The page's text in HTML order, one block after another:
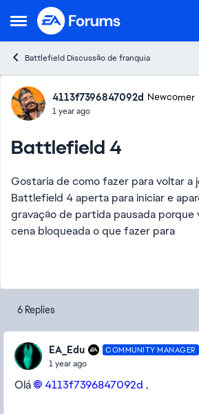
Open Side Menu
Skip to content
Battlefield Discussão de franquia
Forum Discussion
4113f7396847092d Newcomer
1 year ago
Battlefield 4
Gostaria de como fazer para voltar a
Battlefield 4 aperta para iniciar e
gravação de partida pausada porque
cena bloqueada o que fazer para
6 Replies
EA_Edu COMMUNITY MANAGER
1 year ago
Olá 4113f7396847092d ,